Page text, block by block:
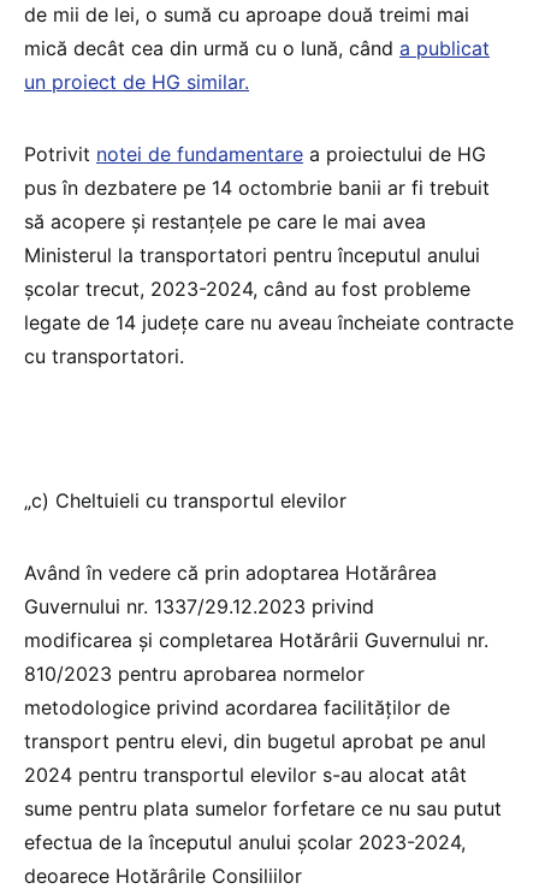
de mii de lei, o sumă cu aproape două treimi mai
mică decât cea din urmă cu o lună, când a publicat
un proiect de HG similar.
Potrivit notei de fundamentare a proiectului de HG
pus în dezbatere pe 14 octombrie banii ar fi trebuit
să acopere și restanțele pe care le mai avea
Ministerul la transportatori pentru începutul anului
școlar trecut, 2023-2024, când au fost probleme
legate de 14 județe care nu aveau încheiate contracte
cu transportatori.
„c) Cheltuieli cu transportul elevilor
Având în vedere că prin adoptarea Hotărârea
Guvernului nr. 1337/29.12.2023 privind
modificarea şi completarea Hotărârii Guvernului nr.
810/2023 pentru aprobarea normelor
metodologice privind acordarea facilităților de
transport pentru elevi, din bugetul aprobat pe anul
2024 pentru transportul elevilor s-au alocat atât
sume pentru plata sumelor forfetare ce nu sau putut
efectua de la începutul anului școlar 2023-2024,
deoarece Hotărârile Consiliilor